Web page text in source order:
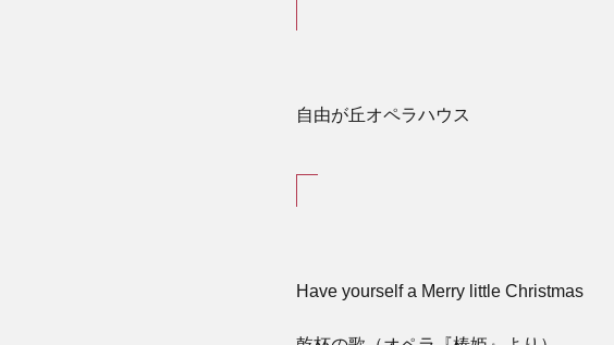
自由が丘オペラハウス
Have yourself a Merry little Christmas